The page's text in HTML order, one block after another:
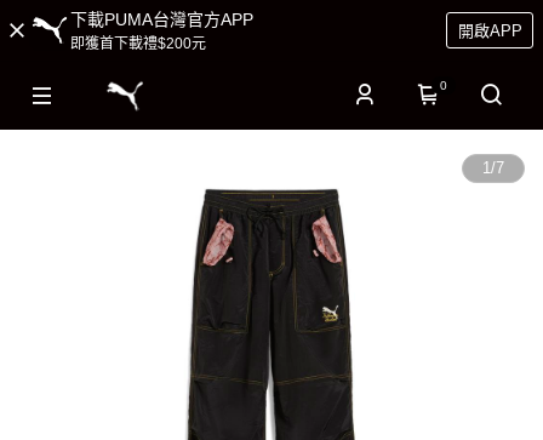
下載PUMA台灣官方APP
即獲首下載禮$200元
開啟APP
0
1/7